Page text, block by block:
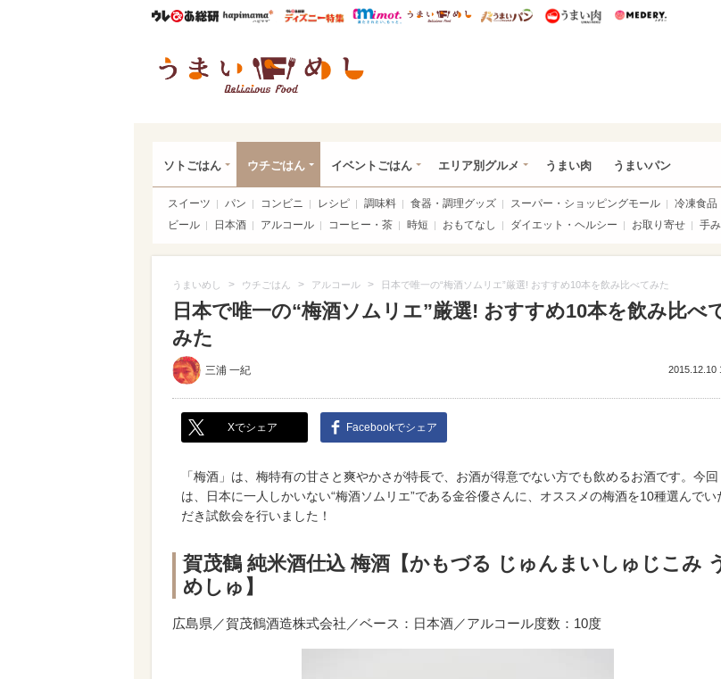
ウレぴあ総研ハピママ* ウレぴあ総研 ディズニー特集
mimot. うまいめし うまいパン うまい肉
ソトごはん ウチごはん イベントごはん エリア別グルメ うまい肉 うまいパン
スイーツ パン コンビニ レシピ 調味料 食器・調理グッズ スーパー・ショッピングモール 冷凍食品
ビール
日本酒 アルコール コーヒー・茶 時短 おもてなし ダイエット・ヘルシー お取り寄せ 手
うまいめし > ウチごはん > アルコール > 日本で唯一の“梅酒ソムリエ”厳選! おすすめ10本を飲み比べてみた
日本で唯一の“梅酒ソムリエ”厳選! おすすめ10本を飲み比べ
みた
三浦 一紀 2015.12.10
Xでシェア Facebookでシェア
「梅酒」は、梅特有の甘さと爽やかさが特長で、お酒が得意でない方でも飲めるお酒です。今回
は、日本に一人しかいない“梅酒ソムリエ”である金谷優さんに、オススメの梅酒を10種選んでい
だき試飲会を行いました！
賀茂鶴 純米酒仕込 梅酒【かもづる じゅんまいしゅじこみ
めしゅ】
広島県／賀茂鶴酒造株式会社／ベース：日本酒／アルコール度数：10度